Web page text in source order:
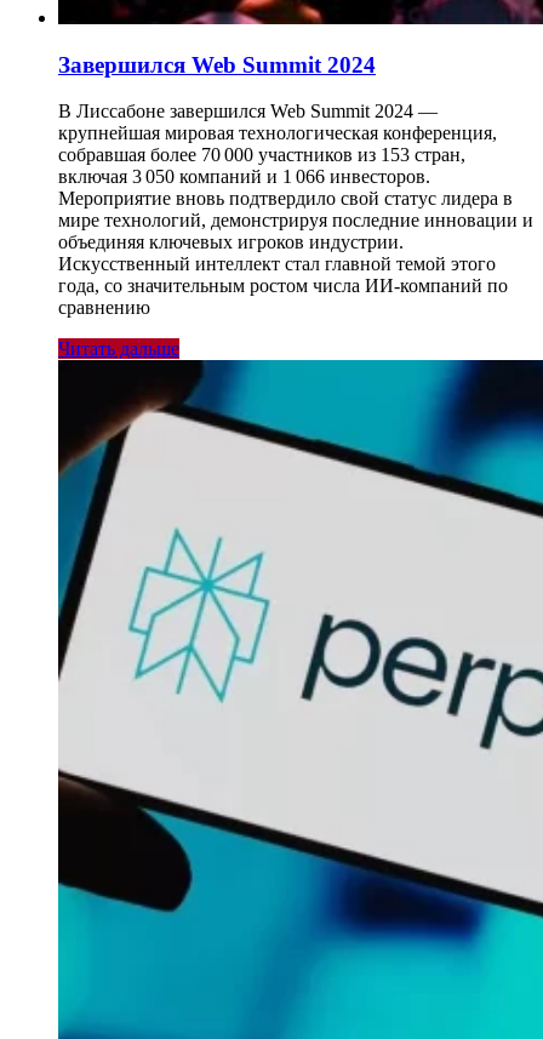
Завершился Web Summit 2024
В Лиссабоне завершился Web Summit 2024 —
крупнейшая мировая технологическая конференция,
собравшая более 70 000 участников из 153 стран,
включая 3 050 компаний и 1 066 инвесторов.
Мероприятие вновь подтвердило свой статус лидера в
мире технологий, демонстрируя последние инновации и
объединяя ключевых игроков индустрии.
Искусственный интеллект стал главной темой этого
года, со значительным ростом числа ИИ-компаний по
сравнению
Читать дальше